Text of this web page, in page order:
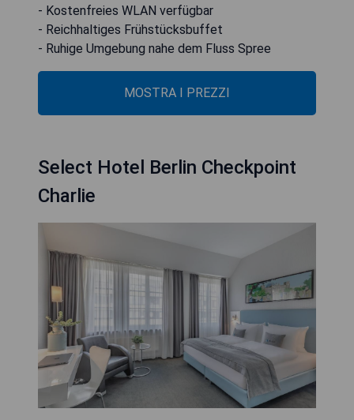
- Kostenfreies WLAN verfügbar
- Reichhaltiges Frühstücksbuffet
- Ruhige Umgebung nahe dem Fluss Spree
MOSTRA I PREZZI
Select Hotel Berlin Checkpoint
Charlie